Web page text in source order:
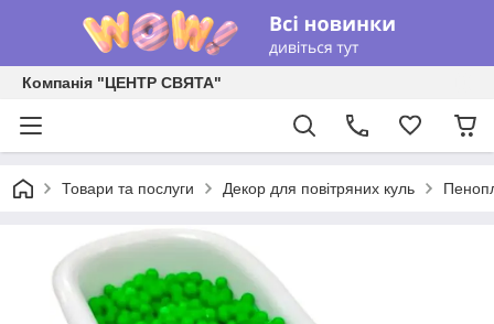
Компанія "ЦЕНТР СВЯТА"
Товари та послуги Декор для повітряних куль